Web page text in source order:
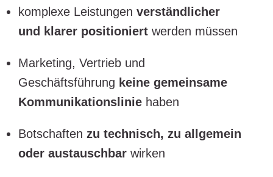
komplexe Leistungen verständlicher
und klarer positioniert werden müssen
Marketing, Vertrieb und
Geschäftsführung keine gemeinsame
Kommunikationslinie haben
Botschaften zu technisch, zu allgemein
oder austauschbar wirken